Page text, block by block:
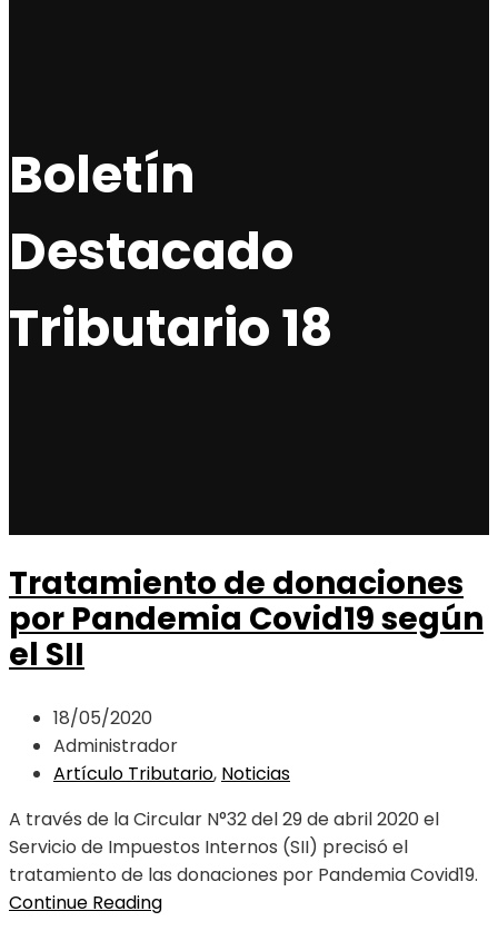
Boletín
Destacado
Tributario 18
Tratamiento de donaciones
por Pandemia Covid19 según
el SII
18/05/2020
Administrador
Artículo Tributario, Noticias
A través de la Circular N°32 del 29 de abril 2020 el
Servicio de Impuestos Internos (SII) precisó el
tratamiento de las donaciones por Pandemia Covid19.
Continue Reading